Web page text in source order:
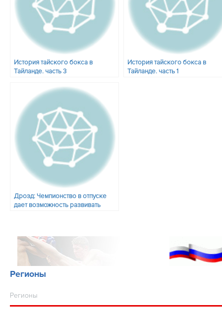
История тайского бокса в
Тайланде. часть 3
История тайского бокса в
Тайланде. часть 1
Дрозд: Чемпионство в отпуске
дает возможность развивать
Регионы
Регионы